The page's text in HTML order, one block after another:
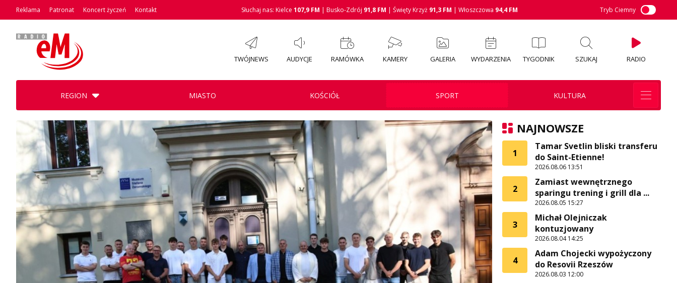
Reklama Patronat Koncert życzeń Kontakt Słuchaj nas: Kielce 107,9 FM | Busko-Zdrój 91,8 FM | Święty Krzyż 91,3 FM | Włoszczowa 94,4 FM Tryb Ciemny
TWÓJNEWS AUDYCJE RAMÓWKA KAMERY GALERIA WYDARZENIA TYGODNIK SZUKAJ RADIO
REGION MIASTO KOŚCIÓŁ SPORT KULTURA
NAJNOWSZE
1
Tamar Svetlin bliski transferu
do Saint-Etienne!
2026.08.06 13:51
2
Zamiast wewnętrznego
sparingu trening i grill dla ...
2026.08.05 15:27
3
Michał Olejniczak
kontuzjowany
2026.08.04 14:25
4
Adam Chojecki wypożyczony
do Resovii Rzeszów
2026.08.03 12:00